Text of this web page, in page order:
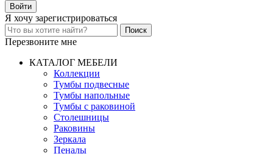
Я хочу зарегистрироваться
Перезвоните мне
КАТАЛОГ МЕБЕЛИ
Коллекции
Тумбы подвесные
Тумбы напольные
Тумбы с раковиной
Столешницы
Раковины
Зеркала
Пеналы